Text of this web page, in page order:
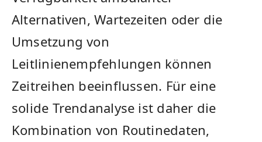
Alternativen, Wartezeiten oder die
Umsetzung von
Leitlinienempfehlungen können
Zeitreihen beeinflussen. Für eine
solide Trendanalyse ist daher die
Kombination von Routinedaten,